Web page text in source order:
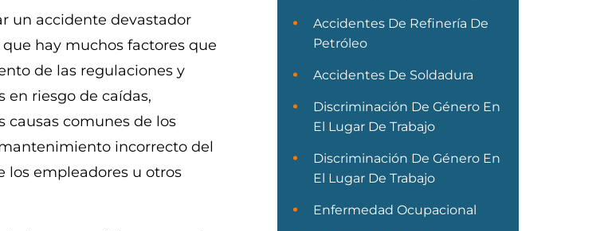
un accidente devastador
hay muchos factores que
de las regulaciones y
en riesgo de caídas,
causas comunes de los
incorrecto del
los empleadores u otros
Accidentes De Refinería De
Petróleo
Accidentes De Soldadura
Discriminación De Género En
El Lugar De Trabajo
Discriminación De Género En
El Lugar De Trabajo
Enfermedad Ocupacional